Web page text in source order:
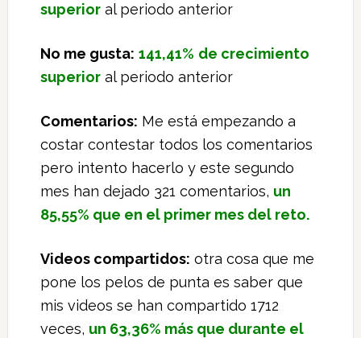
superioral periodo anterior
No me gusta: 141,41% de crecimiento
superioral periodo anterior
Comentarios: Me está empezando a
costar contestar todos los comentarios
pero intento hacerlo y este segundo
mes han dejado 321 comentarios, un
85,55% que en el primer mes del reto.
Videos compartidos: otra cosa que me
pone los pelos de punta es saber que
mis videos se han compartido 1712
veces, un 63,36% más que durante el